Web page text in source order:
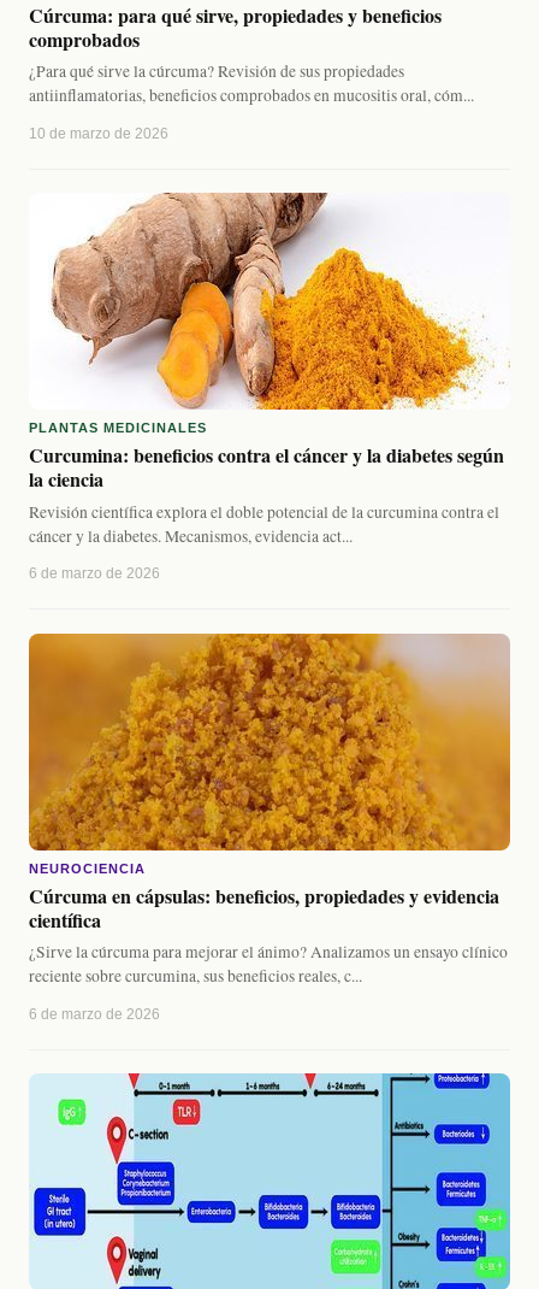
Cúrcuma: para qué sirve, propiedades y beneficios
comprobados
¿Para qué sirve la cúrcuma? Revisión de sus propiedades
antiinflamatorias, beneficios comprobados en mucositis oral, cóm...
10 de marzo de 2026
PLANTAS MEDICINALES
Curcumina: beneficios contra el cáncer y la diabetes según
la ciencia
Revisión científica explora el doble potencial de la curcumina contra el
cáncer y la diabetes. Mecanismos, evidencia act...
6 de marzo de 2026
NEUROCIENCIA
Cúrcuma en cápsulas: beneficios, propiedades y evidencia
científica
¿Sirve la cúrcuma para mejorar el ánimo? Analizamos un ensayo clínico
reciente sobre curcumina, sus beneficios reales, c...
6 de marzo de 2026